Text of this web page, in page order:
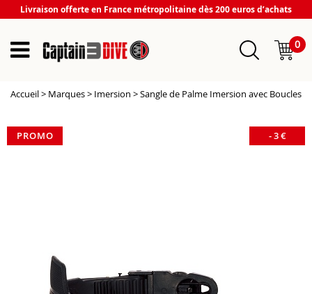
Livraison offerte en France métropolitaine dès 200 euros d’achats
0
Accueil> Marques> Imersion >Sangle de Palme Imersion avec Boucles
PROMO -3€